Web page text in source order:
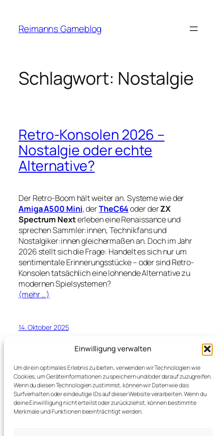
Einwilligung verwalten
Um dir ein optimales Erlebnis zu bieten, verwenden wir Technologien wie
Cookies, um Geräteinformationen zu speichern und/oder darauf zuzugreifen.
Wenn du diesen Technologien zustimmst, können wir Daten wie das
Surfverhalten oder eindeutige IDs auf dieser Website verarbeiten. Wenn du
deine Einwillligung nicht erteilst oder zurückziehst, können bestimmte
Merkmale und Funktionen beeinträchtigt werden.
springen
Reimanns Gameblog
Schlagwort: Nostalgie
Retro-Konsolen 2026 –
Nostalgie oder echte
Alternative?
Der Retro-Boom hält weiter an. Systeme wie der
Amiga A500 Mini, derTheC64oder derZX
Spectrum Nexterleben eine Renaissance und
sprechen Sammler:innen, Technikfans und
Nostalgiker:innen gleichermaßen an. Doch im Jahr
2026 stellt sich die Frage: Handelt es sich nur um
sentimentale Erinnerungsstücke – oder sind Retro-
Konsolen tatsächlich eine lohnende Alternative zu
modernen Spielsystemen?
(mehr …)
14. Oktober 2025
Reimanns Gameblog